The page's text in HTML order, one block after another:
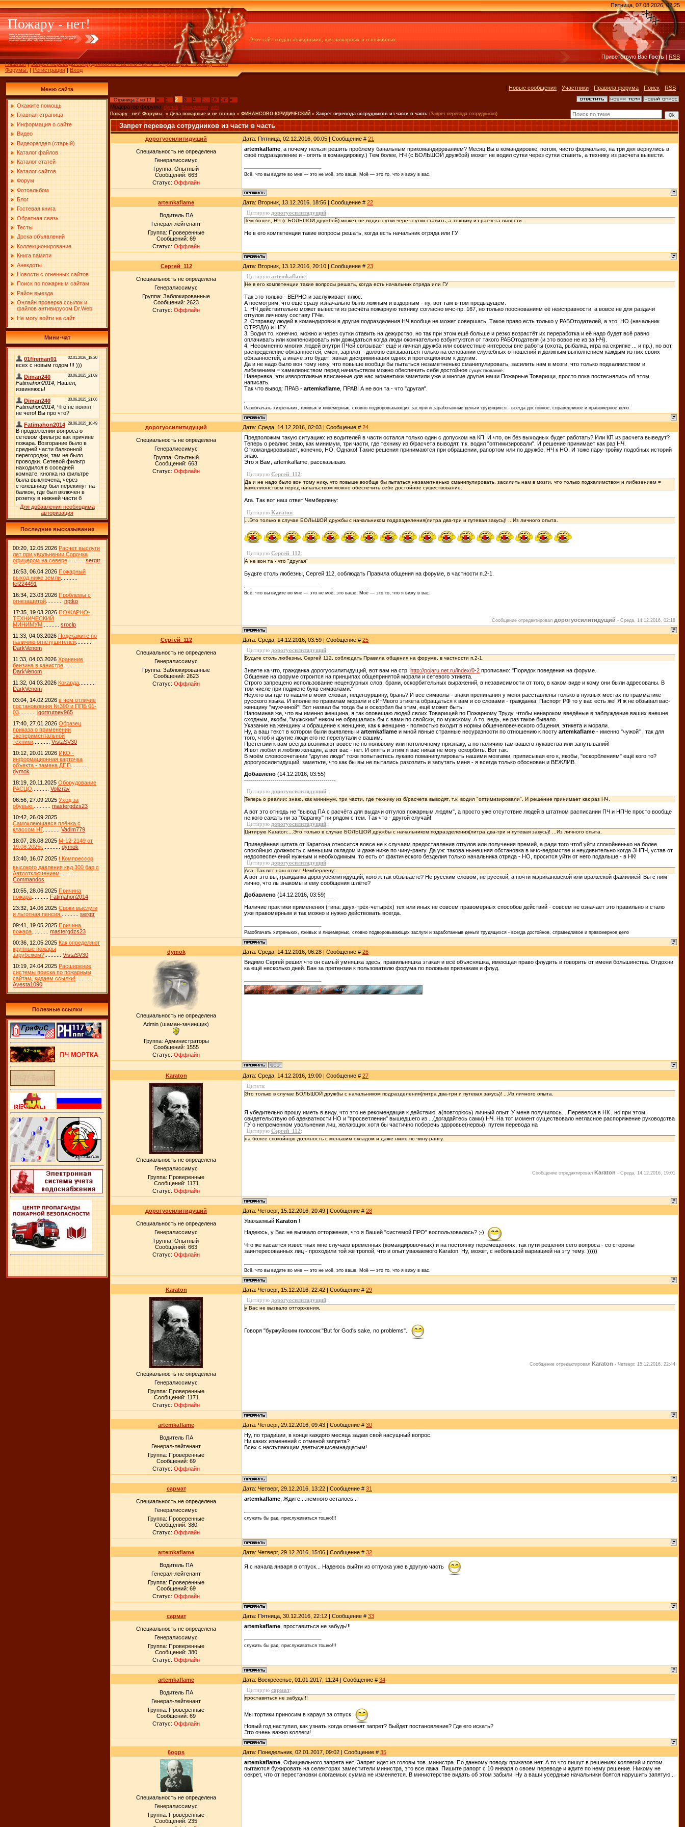
Пожару - нет!
Главная|Запрет перевода сотрудников из части в часть - Страница 2 - Пожару - нет!
Форумы.|Регистрация|Вход
Этот сайт создан пожарными, для пожарных и о пожарных.
Пятница, 07.08.2026, 02:25
Приветствую Вас Гость|RSS
Меню сайта
Окажите помощь
Главная страница
Информация о сайте
Видео
Видеораздел (старый)
Каталог файлов
Каталог статей
Каталог сайтов
Форум
Фотоальбом
Блог
Гостевая книга
Обратная связь
Тесты
Доска объявлений
Коллекционирование
Книга памяти
Анекдоты
Новости с огненных сайтов
Поиск по пожарным сайтам
Район выезда
Онлайн проверка ссылок и
файлов антивирусом Dr.Web
Не могу войти на сайт
Мини-чат
Для добавления необходима
авторизация
Последние высказывания
00:20, 12.05.2026 Расчет выслуги
лет при увольнении.Сорочка
офицером на севере
sergtr
16:53, 06.04.2026 Пожарный
выход ниже земли
tel224491
16:34, 23.03.2026 Проблемы с
огнезащитой
nptko
17:35, 19.03.2026 ПОЖАРНО-
ТЕХНИЧЕСКИЙ
МИНИМУМ
sroclp
11:33, 04.03.2026 Подскажите по
наличию огнетушителей
DarkVenom
11:33, 04.03.2026 Хранение
бензина в канистре
DarkVenom
11:32, 04.03.2026 Кокарда
DarkVenom
03:04, 14.02.2026 в чем отличие
постановления №390 и ППБ 01-
03
igortrutnev965
17:40, 27.01.2026 Образец
приказа о применении
экспериментальной
техники
VistaSV30
10:12, 20.01.2026 ИКО -
информационная карточка
объекта - замена ДПП
dymok
18:19, 20.11.2025 Оборудование
РАСЦО
Volizrav
06:56, 27.09.2025 Уход за
обувью.
mastergdzs23
10:42, 26.09.2025
Самоклеющаяся плёнка с
классом НГ...........
Vadim779
18:07, 28.08.2025 М-12-2149 от
19.08.2025г.
dymok
13:40, 16.07.2025 ❗ Компрессор
высокого давления квд 300 бар с
Автоотключением
Commandos
10:55, 28.06.2025 Причина
пожара
Fatimahon2014
23:32, 14.06.2025 Сроки выслуги
и льготная пенсия.
sergtr
09:41, 19.05.2025 Причина
пожара
mastergdzs23
00:36, 12.05.2025 Как определяют
крупные пожары
зарубежом?
VistaSV30
10:19, 24.04.2025 Расширение
системы поиска по пожарным
сайтам, кидаем ссылки!
Avesta1090
Полезные ссылки
[ Новые сообщения · Участники · Правила форума · Поиск · RSS ]
Страница 2 из 17 « 1 2 3 4 … 16 17 »
Модератор форума: dymok Брандмайор arhi
Пожару - нет! Форумы. » Дела пожарные и не только » ФИНАНСОВО-ЮРИДИЧЕСКИЙ » Запрет перевода сотрудников из части в часть (Запрет перевода сотрудников)
Запрет перевода сотрудников из части в часть
дорогуосилитидущий Дата: Пятница, 02.12.2016, 00:05 | Сообщение # 21
Специальность не определена
Генералиссимус
Группа: Опытный
Сообщений: 663
Статус: Оффлайн
artemkaflame , а почему нельзя решить проблему банальным прикомандированием? Месяц Вы в командировке, потом, чисто формально, на три дня вернулись в
своё подразделение и - опять в командировку.) Тем более, НЧ (с БОЛЬШОЙ дружбой) может не водил сутки через сутки ставить, а технику из расчета вывести.
Всё, что вы видите во мне — это не моё, это ваше. Моё — это то, что я вижу в вас.
artemkaflame Дата: Вторник, 13.12.2016, 18:56 | Сообщение # 22
Водитель ПА
Генерал-лейтенант
Группа: Проверенные
Сообщений: 69
Статус: Оффлайн
Цитирую дорогуосилитидущий:
Тем более, НЧ (с БОЛЬШОЙ дружбой) может не водил сутки через сутки ставить, а технику из расчета вывести.
Не в его компетенции такие вопросы решать, когда есть начальник отряда или ГУ
Сергей_112 Дата: Вторник, 13.12.2016, 20:10 | Сообщение # 23
Специальность не определена
Генералиссимус
Группа: Заблокированные
Сообщений: 2623
Статус: Оффлайн
Цитирую artemkaflame:
Не в его компетенции такие вопросы решать, когда есть начальник отряда или ГУ
Так это только - ВЕРНО и заслуживает плюс.
А посмотрим, что ещё сразу изначально было ложным и вздорным - ну, вот там в том предыдущем.
1. НЧ действительно может вывести из расчёта пожарную технику согласно мчс-пр. 167, но только пооснованиям её неисправности, а вовсе не для раздачи
отгулов личному составу ПЧе.
2. Отправку людей в командировки в другие подразделения НЧ вообще не может совершать. Такое право есть только у РАБОтодателей, а это: НО (начальник
ОТРЯДА) и НГУ.
3. Водил то, конечно, можно и через сутки ставить на дежурство, но так при этом ещё больше и резко возрастёт их переработка и её надо будет всё равно
оплачивать или компенсировать или дожидаться когда люди окончательно взбунтуются от такого РАБОтодателя (и это вовсе не из за НЧ).
4. Несомненно многих людей внутри ПЧей связывает ещё и личная дружба или совместные интересы вне работы (охота, рыбалка, игра на скрипке ... и пр.), но вот
распределение обязанностей, смен, зарплат - должно связываться только на основании служебных отношений и должным выполнением каждым из них своих
обязанностей, а иначе это будет: явная дискриминация одних и протекционизм к другим.
Да и не надо было вон тому нику, что повыше вообще бы пытаться незаметненько сманипулировать, засилить нам в мозги, что только подхалимством и
либезением = хамелионством перед начальством можно обеспечить себе достойное существование
Наверняка, эти изворотливые вписанные для нас моментики заметили уже и многие другие наши Пожарные Товарищи, просто пока постеснялись об этом
написать.
Так что вывод: ПРАВ - artemkaflame , ПРАВ! А не вон та - что "другая".
Разоблачать хитреньких, лживых и лицемерных, словно подворовывающих заслуги и заработанные деньги трудящихся - всегда достойное, справедливое и правомерное дело
дорогуосилитидущий Дата: Среда, 14.12.2016, 02:03 | Сообщение # 24
Специальность не определена
Генералиссимус
Группа: Опытный
Сообщений: 663
Статус: Оффлайн
Предположим такую ситуацию: из водителей в части остался только один с допуском на КП. И что, он без выходных будет работать? Или КП из расчета выведут?
Теперь о реалии: знаю, как минимум, три части, где технику из б/расчета выводят, т.к. водил "оптимизировали". И решение принимает как раз НЧ.
Откомандировывает, конечно, НО. Однако! Такие решения принимаются при обращении, рапортом или по дружбе, НЧ к НО. И тоже пару-тройку подобных историй
знаю.
Это я Вам, artemkaflame, рассказываю.
Цитирую Сергей_112:
Да и не надо было вон тому нику, что повыше вообще бы пытаться незаметненько сманипулировать, засилить нам в мозги, что только подхалимством и либезением =
хамелионством перед начальством можно обеспечить себе достойное существование.
Ага. Так вот наш ответ Чемберлену:
Цитирую Karaton:
...Это только в случае БОЛЬШОЙ дружбы с начальником подразделения(литра два-три и путевая закусь)! ...Из личного опыта.
Цитирую Сергей_112:
А не вон та - что "другая"
Будьте столь любезны, Сергей 112, соблюдать Правила общения на форуме, в частности п.2-1.
Всё, что вы видите во мне — это не моё, это ваше. Моё — это то, что я вижу в вас.
Сообщение отредактировал дорогуосилитидущий - Среда, 14.12.2016, 02:18
Сергей_112 Дата: Среда, 14.12.2016, 03:59 | Сообщение # 25
Специальность не определена
Генералиссимус
Группа: Заблокированные
Сообщений: 2623
Статус: Оффлайн
Цитирую дорогуосилитидущий:
Будьте столь любезны, Сергей 112, соблюдать Правила общения на форуме, в частности п.2-1.
Знаете ка что, гражданка дорогуосилитидущий, вот вам на стр. http://pojaru.net.ru/index/0-2 прописано: "Порядок поведения на форуме.
Общение на форуме строится на принципах общепринятой морали и сетевого этикета.
Строго запрещено использование нецензурных слов, брани, оскорбительных выражений, в независимости от того, в каком виде и кому они были адресованы. В
том числе при подмене букв символами."
Неужто вы где то нашли в моих словах, нецензурщину, брань? И все символы - знаки препинания у меня расставлены только в нужных местах по грамматике
русского языка. И вполне по правилам морали и сИтМвого этикета обращаться к вам и со словами - гражданка. Паспорт РФ то у вас есть же! Я ж не обзывал вас-
женщину "мужчиной"! Вот назвал бы тогда бы и оскорбил бы этим, ещё может быть.
Напоминая же, что вы именно женщина, я так оповещаю людей своих Товарищей по Пожарному Труду, чтобы ненароком введёные в заблуждение ваших внешне
сходным, якобы, "мужским" ником не обращались бы с вами по свойски, по мужскому. А то, ведь, не раз такое бывало.
Указание на женщину и обращение к женщине, как к женщине - полностью входит в нормы общечеловеческого общения, этикета и морали.
Ну, а ваш текст в котором были выявлены и artemkaflame и мной явные странные несуразности по отношению к посту artemkaflame - именно "чужой" , так для
того, чтоб и другие люди его не перепутали с вашим.
Претензии к вам всегда возникают вовсе не по половому или потолочному признаку, а по наличию там вашего лукавства или запутываний!
Я вот любил и люблю женщин, а вот вас - нет. И опять и этим я вас никак не могу оскорбить. Вот так.
В моём словосочетании "другие люди" тоже попытаетесь лукаво поманипулировать нашими мозгами, приписывая его к, якобы, "оскорблениям" ещё кого то?
дорогуосилитидущий, заметьте, что как бы вы не пытались разозлить и запутать меня - я всегда только обоснован и ВЕЖЛИВ.
Добавлено (14.12.2016, 03:55)
---------------------------------------------
Цитирую дорогуосилитидущий:
Теперь о реалии: знаю, как минимум, три части, где технику из б/расчета выводят, т.к. водил "оптимизировали". И решение принимает как раз НЧ.
А вот это отнюдь не "вывод ПА с расчёта для выдачи отгулов пожарным людям", а просто уже отсутствие людей в штатном расписании ПЧ и НПЧе просто вообще
не кого сажать ни за "баранку" ни рядом с тем. Так что - другой случай!
Цитирую дорогуосилитидущий:
Цитирую Karaton:...Это только в случае БОЛЬШОЙ дружбы с начальником подразделения(литра два-три и путевая закусь)! ...Из личного опыта.
Приведённая цитата от Каратона относится вовсе не к случаям предоставления отгулов или получения премий, а ради того чтоб уйти спокойненько на более
спокойнцю должность с меньшим окладом и даже ниже по чину-рангу. Да уж: такова нынешняя обстановка в мчс-ведомстве и неудивительно когда ЗНПЧ, устав от
недоопеспечений нужным и необходимым, то есть от фактического безделия только начальника отряда - НО, просится уйти от него подальше - в НК!
Цитирую дорогуосилитидущий:
Ага. Так вот наш ответ Чемберлену:
А вот это вы, гражданка дорогуосилитидущий, кого ж так обзываете? Не русским словом, не русской, а почти мэрикановской или вражеской фамилией! Вы с ним
лично, что ль знакомы и ему сообщения шлёте?
Добавлено (14.12.2016, 03:59)
---------------------------------------------
Наличие практики применения (типа: двух-трёх-четырёх) тех или иных не совсем правомерных способов действий - совсем не означает это правильно и стало
уже правомерным и так можно и нужно действовать всегда.
Разоблачать хитреньких, лживых и лицемерных, словно подворовывающих заслуги и заработанные деньги трудящихся - всегда достойное, справедливое и правомерное дело
dymok Дата: Среда, 14.12.2016, 06:28 | Сообщение # 26
Специальность не определена
Admin (шаман-зачинщик)
Группа: Администраторы
Сообщений: 1555
Статус: Оффлайн
Видимо Сергей решил что он самый умняшка здесь, правильняшка этакая и всё объясняшка, имеющая право флудить и говорить от имени большинства. Отдохни
ка ещё несколько дней. Бан за претензии к пользователю форума по половым признакам и флуд.
Karaton Дата: Среда, 14.12.2016, 19:00 | Сообщение # 27
Специальность не определена
Генералиссимус
Группа: Проверенные
Сообщений: 1171
Статус: Оффлайн
Цитата:
Это только в случае БОЛЬШОЙ дружбы с начальником подразделения(литра два-три и путевая закусь)! ...Из личного опыта.
Я убедительно прошу иметь в виду, что это не рекомендация к действию, а(повторюсь) личный опыт. У меня получилось... Перевелся в НК , но при этом
свидетельствую об адекватности НО и "просветлении" вышедшего из ...(догадайтесь сами) НЧ. На тот момент существовало негласное распоряжение руководства
ГУ о непременном увольнении лиц, желающих хотя бы частично поберечь здоровье(нервы), путем перевода на
Цитирую Сергей_112:
на более спокойнцю должность с меньшим окладом и даже ниже по чину-рангу.
Сообщение отредактировал Karaton - Среда, 14.12.2016, 19:01
дорогуосилитидущий Дата: Четверг, 15.12.2016, 20:49 | Сообщение # 28
Специальность не определена
Генералиссимус
Группа: Опытный
Сообщений: 663
Статус: Оффлайн
Уважаемый Karaton !
Надеюсь, у Вас не вызвало отторжения, что я Вашей "системой ПРО" воспользовалась? ;-)
Что же касается известных мне случаев временных (командировочных) и на постоянку перемещениях, так пути решения сего вопроса - со стороны
заинтересованных лиц - проходили той же тропой, что и опыт уважаемого Karaton. Ну, может, с небольшой вариацией на эту тему. )))))
Всё, что вы видите во мне — это не моё, это ваше. Моё — это то, что я вижу в вас.
Karaton Дата: Четверг, 15.12.2016, 22:42 | Сообщение # 29
Специальность не определена
Генералиссимус
Группа: Проверенные
Сообщений: 1171
Статус: Оффлайн
Цитирую дорогуосилитидущий:
у Вас не вызвало отторжения,
Говоря "буржуйским голосом:"But for God's sake, no problems".
Сообщение отредактировал Karaton - Четверг, 15.12.2016, 22:44
artemkaflame Дата: Четверг, 29.12.2016, 09:43 | Сообщение # 30
Водитель ПА
Генерал-лейтенант
Группа: Проверенные
Сообщений: 69
Статус: Оффлайн
Ну, по традиции, в конце каждого месяца задам свой насущный вопрос.
Ни каких изменений с отменой запрета?
Всех с наступающим дветысячисемнадцатым!
сармат Дата: Четверг, 29.12.2016, 13:22 | Сообщение # 31
Специальность не определена
Генералиссимус
Группа: Проверенные
Сообщений: 380
Статус: Оффлайн
artemkaflame , Ждите....немного осталось...
служить бы рад, прислуживаться тошно!!!
artemkaflame Дата: Четверг, 29.12.2016, 15:06 | Сообщение # 32
Водитель ПА
Генерал-лейтенант
Группа: Проверенные
Сообщений: 69
Статус: Оффлайн
Я с начала января в отпуск... Надеюсь выйти из отпуска уже в другую часть
сармат Дата: Пятница, 30.12.2016, 22:12 | Сообщение # 33
Специальность не определена
Генералиссимус
Группа: Проверенные
Сообщений: 380
Статус: Оффлайн
artemkaflame , проставиться не забудь!!!
служить бы рад, прислуживаться тошно!!!
artemkaflame Дата: Воскресенье, 01.01.2017, 11:24 | Сообщение # 34
Водитель ПА
Генерал-лейтенант
Группа: Проверенные
Сообщений: 69
Статус: Оффлайн
Цитирую сармат:
проставиться не забудь!!!
Мы тортики приносим в караул за отпуск
Новый год наступил, как узнать когда отменят запрет? Выйдет постановление? Где его искать?
Это очень важно коллеги!
6ogps Дата: Понедельник, 02.01.2017, 09:02 | Сообщение # 35
Специальность не определена
Генералиссимус
Группа: Проверенные
Сообщений: 235
artemkaflame , Официального запрета нет. Запрет идет из головы тов. министра. По данному поводу приказов нет. А то что пишут в решениях коллегий и потом
пытаются бужировать на селекторах заместители министра, это все лажа. Пишите рапорт с 10 января о своем переводе и ждите по нему решение. Никому не
секрет, что от перестановки слогаемых сумма не изменяется. В министерстве видать об этом забыли. Ну а ваши усердные начальники боятся нарушить запятую...